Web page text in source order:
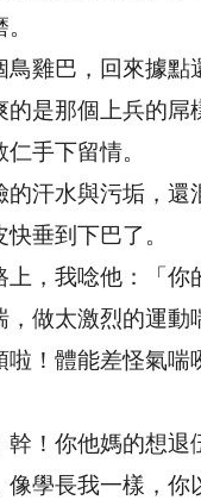
鳥雞巴，回來據點
的是那個上兵的屌
手下留情。
的汗水與污垢，還
垂到下巴了。
上，我唸他：「你
，做太激烈的運動
啦！體能差怪氣喘
幹！你他媽的想退
像學長我一樣，你